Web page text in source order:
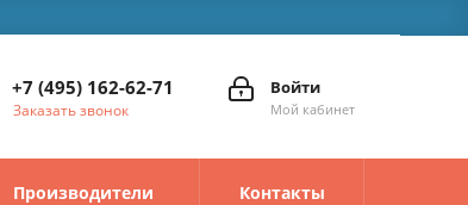
Войти
Мой кабинет
+7 (495) 162-62-71
Заказать звонок
Производители Контакты